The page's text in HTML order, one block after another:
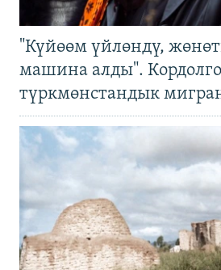
"Күйөөм үйлөндү,
машина алды".
түркмөнстандык